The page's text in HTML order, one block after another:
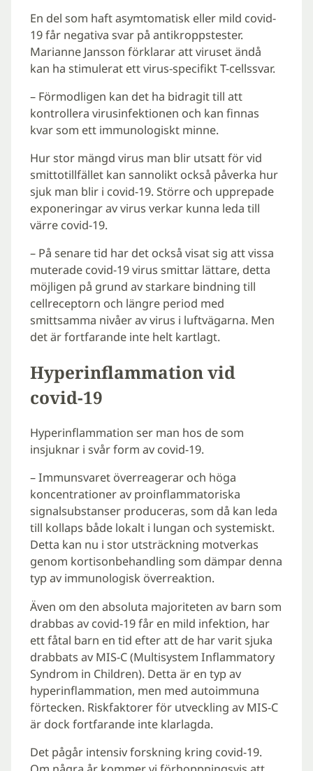
En del som haft asymtomatisk eller mild covid-
19 får negativa svar på antikroppstester.
Marianne Jansson förklarar att viruset ändå
kan ha stimulerat ett virus-specifikt T-cellssvar.
– Förmodligen kan det ha bidragit till att
kontrollera virusinfektionen och kan finnas
kvar som ett immunologiskt minne.
Hur stor mängd virus man blir utsatt för vid
smittotillfället kan sannolikt också påverka hur
sjuk man blir i covid-19. Större och upprepade
exponeringar av virus verkar kunna leda till
värre covid-19.
– På senare tid har det också visat sig att vissa
muterade covid-19 virus smittar lättare, detta
möjligen på grund av starkare bindning till
cellreceptorn och längre period med
smittsamma nivåer av virus i luftvägarna. Men
det är fortfarande inte helt kartlagt.
Hyperinflammation vid
covid-19
Hyperinflammation ser man hos de som
insjuknar i svår form av covid-19.
– Immunsvaret överreagerar och höga
koncentrationer av proinflammatoriska
signalsubstanser produceras, som då kan leda
till kollaps både lokalt i lungan och systemiskt.
Detta kan nu i stor utsträckning motverkas
genom kortisonbehandling som dämpar denna
typ av immunologisk överreaktion.
Även om den absoluta majoriteten av barn som
drabbas av covid-19 får en mild infektion, har
ett fåtal barn en tid efter att de har varit sjuka
drabbats av MIS-C (Multisystem Inflammatory
Syndrom in Children). Detta är en typ av
hyperinflammation, men med autoimmuna
förtecken. Riskfaktorer för utveckling av MIS-C
är dock fortfarande inte klarlagda.
Det pågår intensiv forskning kring covid-19.